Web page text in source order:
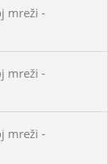
mreži -
mreži -
mreži -